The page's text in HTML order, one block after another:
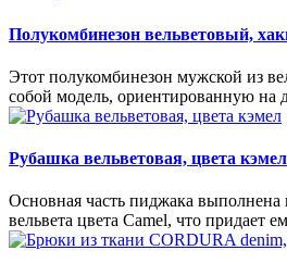
Полукомбинезон вельветовый,
Этот полукомбинезон мужской из
собой модель, ориентированную на
Рубашка вельветовая, цвета кэмел
Основная часть пиджака выполнена
вельвета цвета Camel, что придает